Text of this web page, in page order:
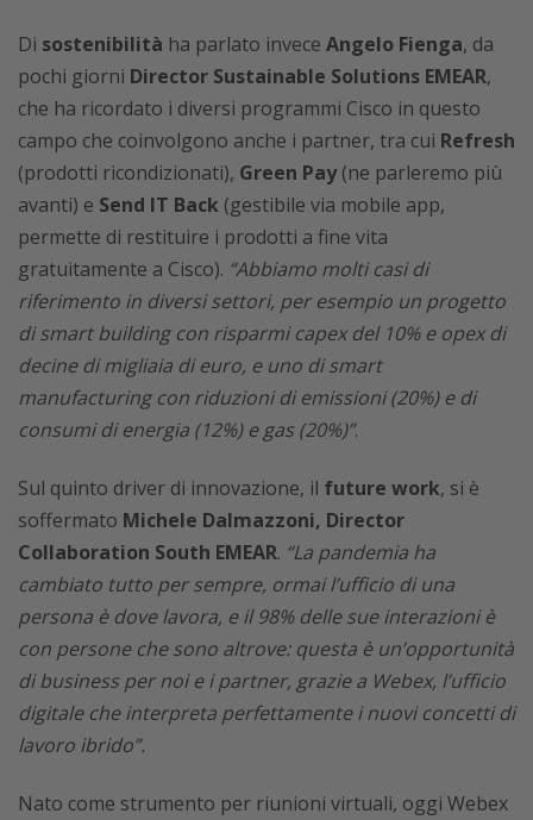
Di sostenibilità ha parlato invece Angelo Fienga, da
pochi giorni Director Sustainable Solutions EMEAR,
che ha ricordato i diversi programmi Cisco in questo
campo che coinvolgono anche i partner, tra cui Refresh
(prodotti ricondizionati), Green Pay(ne parleremo più
avanti) e Send IT Back (gestibile via mobile app,
permette di restituire i prodotti a fine vita
gratuitamente a Cisco). “Abbiamo molti casi di
riferimento in diversi settori, per esempio un progetto
di smart building con risparmi capex del 10% e opex di
decine di migliaia di euro, e uno di smart
manufacturing con riduzioni di emissioni (20%) e di
consumi di energia (12%) e gas (20%)”.
Sul quinto driver di innovazione, il future work, si è
soffermato Michele Dalmazzoni, Director
Collaboration South EMEAR. “La pandemia ha
cambiato tutto per sempre, ormai l’ufficio di una
persona è dove lavora, e il 98% delle sue interazioni è
con persone che sono altrove: questa è un’opportunità
di business per noi e i partner, grazie a Webex, l’ufficio
digitale che interpreta perfettamente i nuovi concetti di
lavoro ibrido”.
Nato come strumento per riunioni virtuali, oggi Webex